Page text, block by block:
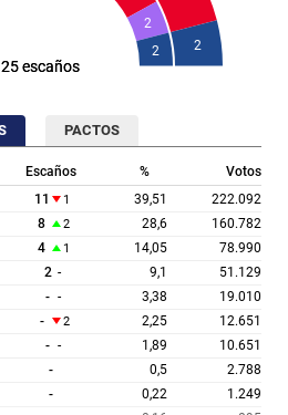
2
25 escaños
2
2
25 escaños
PACTOS
Escaños % Votos
11 1 39,51 222.092
8 2 28,6 160.782
4 1 14,05 78.990
2 - 9,1 51.129
- - 3,38 19.010
- 2 2,25 12.651
- - 1,89 10.651
- 0,5 2.788
- 0,22 1.249